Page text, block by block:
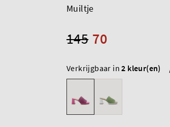
Muiltje
70
145
Verkrijgbaar in2 kleur(en)